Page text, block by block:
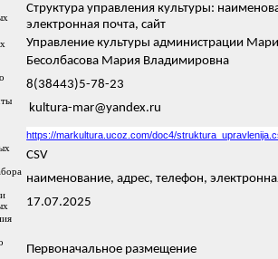
Структура управления культуры:
электронная почта, сайт
Управление культуры администрации
Бесолбасова Мария Владимировна
8(38443)5-78-23
kultura-mar@yandex.ru
https://markultura.ucoz.com/doc4/
CSV
наименование, адрес, телефон,
17.07.2025
Первоначальное размещение